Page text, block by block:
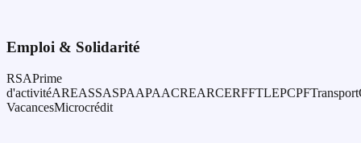
Emploi & Solidarité
RSAPrime
d'activitéAREASSASPAAPAACREARCERFFTLEPCPFTransport
VacancesMicrocrédit